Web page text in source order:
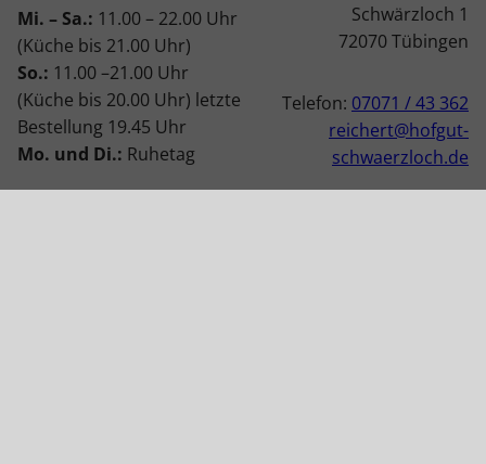
Mi. – Sa.: 11.00 – 22.00 Uhr
(Küche bis 21.00 Uhr)
So.: 11.00 –21.00 Uhr
(Küche bis 20.00 Uhr) letzte
Bestellung 19.45 Uhr
Mo. und Di.: Ruhetag
Schwärzloch 1
72070 Tübingen
Telefon: 07071 / 43 362
reichert@hofgut-
schwaerzloch.de